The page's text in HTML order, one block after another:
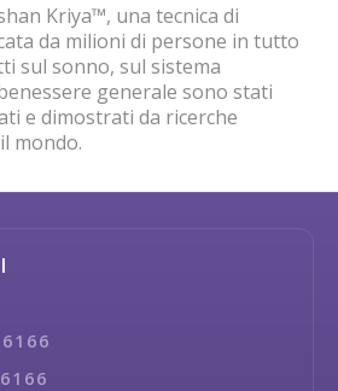
Kriya™, una tecnica di
da milioni di persone in tutto
sul sonno, sul sistema
generale sono stati
e dimostrati da ricerche
mondo.